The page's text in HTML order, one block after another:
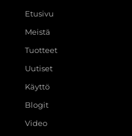
Etusivu
Meistä
Tuotteet
Uutiset
Käyttö
Blogit
Video